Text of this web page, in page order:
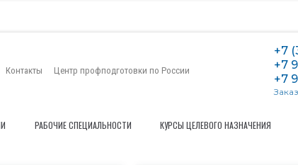
Контакты Центр профподготовки по России
+7
+7
+7
РАБОЧИЕ СПЕЦИАЛЬНОСТИ КУРСЫ ЦЕЛЕВОГО НАЗНАЧЕНИЯ